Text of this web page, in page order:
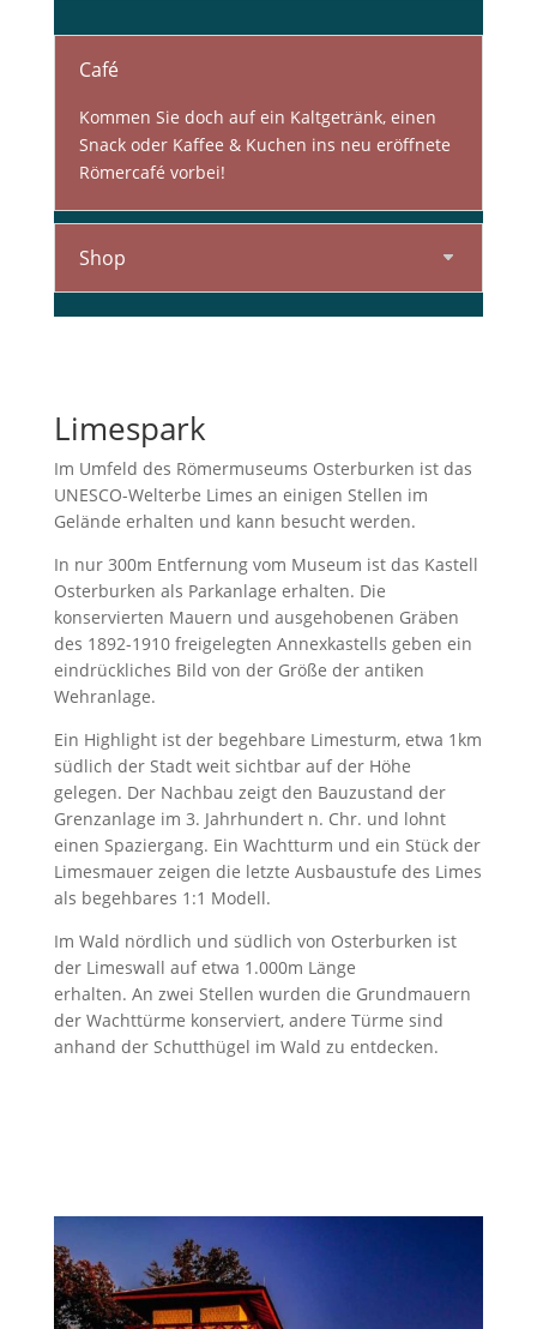
Café
Kommen Sie doch auf ein Kaltgetränk, einen
Snack oder Kaffee & Kuchen ins neu eröffnete
Römercafé vorbei!
Shop
Limespark
Im Umfeld des Römermuseums Osterburken ist das
UNESCO-Welterbe Limes an einigen Stellen im
Gelände erhalten und kann besucht werden.
In nur 300m Entfernung vom Museum ist das Kastell
Osterburken als Parkanlage erhalten. Die
konservierten Mauern und ausgehobenen Gräben
des 1892-1910 freigelegten Annexkastells geben ein
eindrückliches Bild von der Größe der antiken
Wehranlage.
Ein Highlight ist der begehbare Limesturm, etwa 1km
südlich der Stadt weit sichtbar auf der Höhe
gelegen. Der Nachbau zeigt den Bauzustand der
Grenzanlage im 3. Jahrhundert n. Chr. und lohnt
einen Spaziergang. Ein Wachtturm und ein Stück der
Limesmauer zeigen die letzte Ausbaustufe des Limes
als begehbares 1:1 Modell.
Im Wald nördlich und südlich von Osterburken ist
der Limeswall auf etwa 1.000m Länge
erhalten. An zwei Stellen wurden die Grundmauern
der Wachttürme konserviert, andere Türme sind
anhand der Schutthügel im Wald zu entdecken.